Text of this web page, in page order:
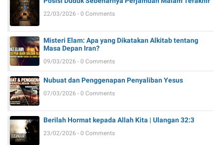
22/03/2026 - 0 Comments
Misteri Elam: Apa yang Dikatakan Alkitab tentang
Masa Depan Iran?
09/03/2026 - 0 Comments
Nubuat dan Penggenapan Penyaliban Yesus
07/03/2026 - 0 Comments
Berilah Hormat kepada Allah Kita | Ulangan 32:3
23/02/2026 - 0 Comments